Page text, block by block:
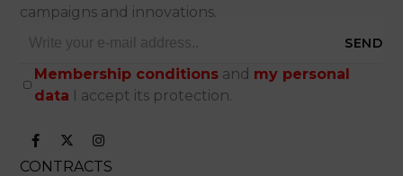
campaigns and innovations.
SEND
Membership conditions and my personal
data I accept its protection.
CONTRACTS